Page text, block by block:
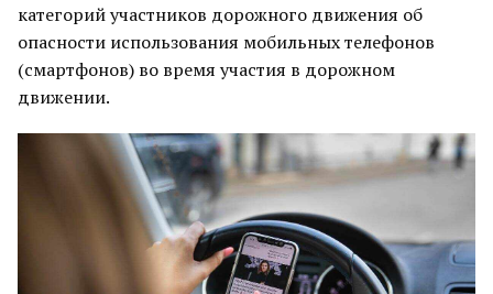
категорий участников дорожного движения об
опасности использования мобильных телефонов
(смартфонов) во время участия в дорожном
движении.